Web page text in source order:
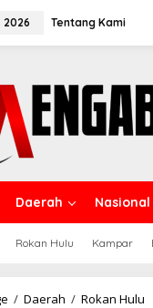
2026 Tentang Kami
Daerah Nasional
Rokan Hulu Kampar
/ Daerah / Rokan Hulu